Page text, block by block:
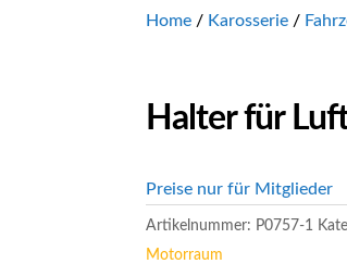
Home / Karosserie /
Halter für
Preise nur für Mitglieder
Artikelnummer: P0757-1
Motorraum